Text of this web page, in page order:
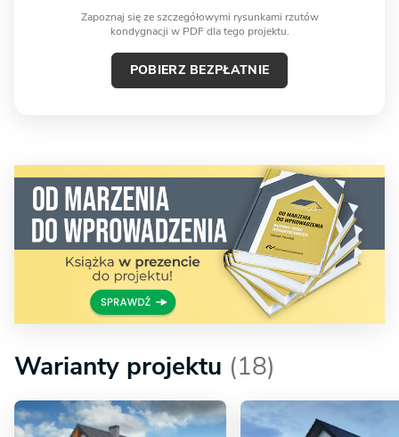
Zapoznaj się ze szczegółowymi rysunkami rzutów
kondygnacji w PDF dla tego projektu.
POBIERZ BEZPŁATNIE
Warianty projektu (18)